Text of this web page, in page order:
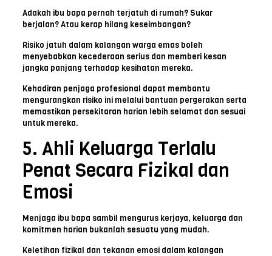
Adakah ibu bapa pernah terjatuh di rumah? Sukar
berjalan? Atau kerap hilang keseimbangan?
Risiko jatuh dalam kalangan warga emas boleh
menyebabkan kecederaan serius dan memberi kesan
jangka panjang terhadap kesihatan mereka.
Kehadiran penjaga profesional dapat membantu
mengurangkan risiko ini melalui bantuan pergerakan serta
memastikan persekitaran harian lebih selamat dan sesuai
untuk mereka.
5. Ahli Keluarga Terlalu
Penat Secara Fizikal dan
Emosi
Menjaga ibu bapa sambil mengurus kerjaya, keluarga dan
komitmen harian bukanlah sesuatu yang mudah.
Keletihan fizikal dan tekanan emosi dalam kalangan